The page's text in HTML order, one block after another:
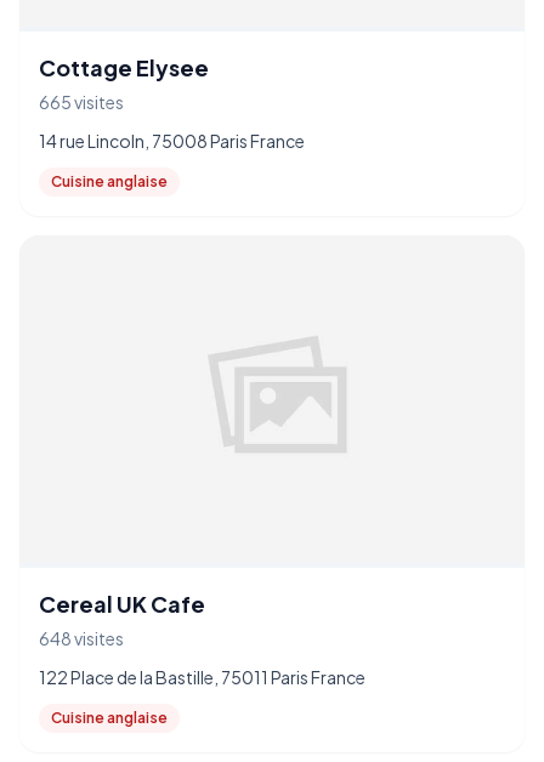
Cottage Elysee
665 visites
14 rue Lincoln, 75008 Paris France
Cuisine anglaise
Cereal UK Cafe
648 visites
122 Place de la Bastille, 75011 Paris France
Cuisine anglaise